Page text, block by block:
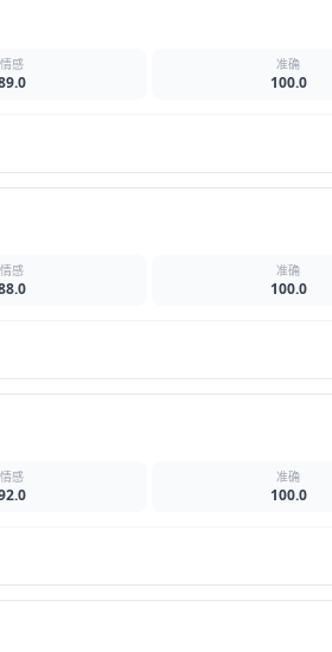
情感 准确
100.0
情感 准确
100.0
情感 准确
100.0